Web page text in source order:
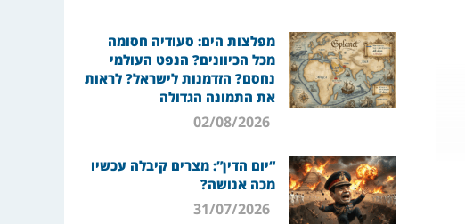
מפלצות הים: סעודיה חסומה
מכל הכיוונים? הנפט העולמי
נחסם? הזדמנות לישראל? לראות
את התמונה הגדולה
02/08/2026
“יום הדין”: מצרים קיבלה עכשיו
מכה אנושה?
31/07/2026